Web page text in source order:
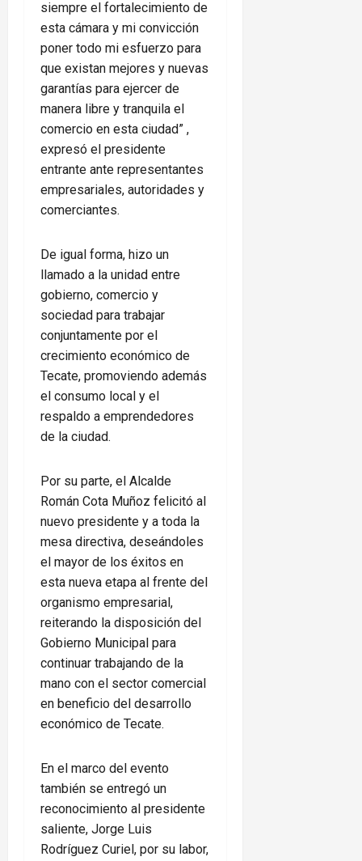
siempre el fortalecimiento de
esta cámara y mi convicción
poner todo mi esfuerzo para
que existan mejores y nuevas
garantías para ejercer de
manera libre y tranquila el
comercio en esta ciudad” ,
expresó el presidente
entrante ante representantes
empresariales, autoridades y
comerciantes.
De igual forma, hizo un
llamado a la unidad entre
gobierno, comercio y
sociedad para trabajar
conjuntamente por el
crecimiento económico de
Tecate, promoviendo además
el consumo local y el
respaldo a emprendedores
de la ciudad.
Por su parte, el Alcalde
Román Cota Muñoz felicitó al
nuevo presidente y a toda la
mesa directiva, deseándoles
el mayor de los éxitos en
esta nueva etapa al frente del
organismo empresarial,
reiterando la disposición del
Gobierno Municipal para
continuar trabajando de la
mano con el sector comercial
en beneficio del desarrollo
económico de Tecate.
En el marco del evento
también se entregó un
reconocimiento al presidente
saliente, Jorge Luis
Rodríguez Curiel, por su labor,